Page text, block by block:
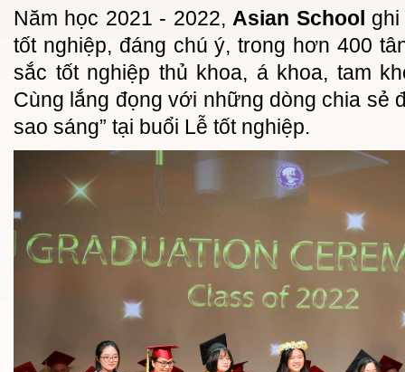
Năm học 2021 - 2022,Asian School
tốt nghiệp, đáng chú ý, trong hơn 400
sắc tốt nghiệp thủ khoa, á khoa, tam
Cùng lắng đọng với những dòng chia sẻ
sao sáng” tại buổi Lễ tốt nghiệp.